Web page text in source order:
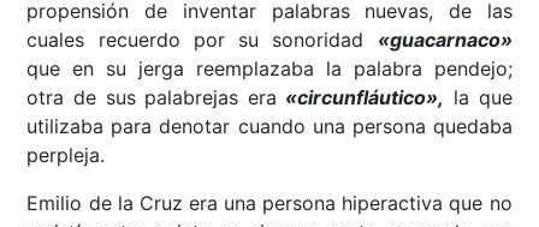
propensión de inventar palabras nuevas, de las
cuales recuerdo por su sonoridad «guacarnaco»
que en su jerga reemplazaba la palabra pendejo;
otra de sus palabrejas era «circunfláutico», la que
utilizaba para denotar cuando una persona quedaba
perpleja.
Emilio de la Cruz era una persona hiperactiva que no